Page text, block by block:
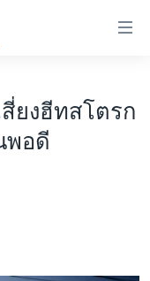
สี่ยงฮีทสโตรก
พอดี